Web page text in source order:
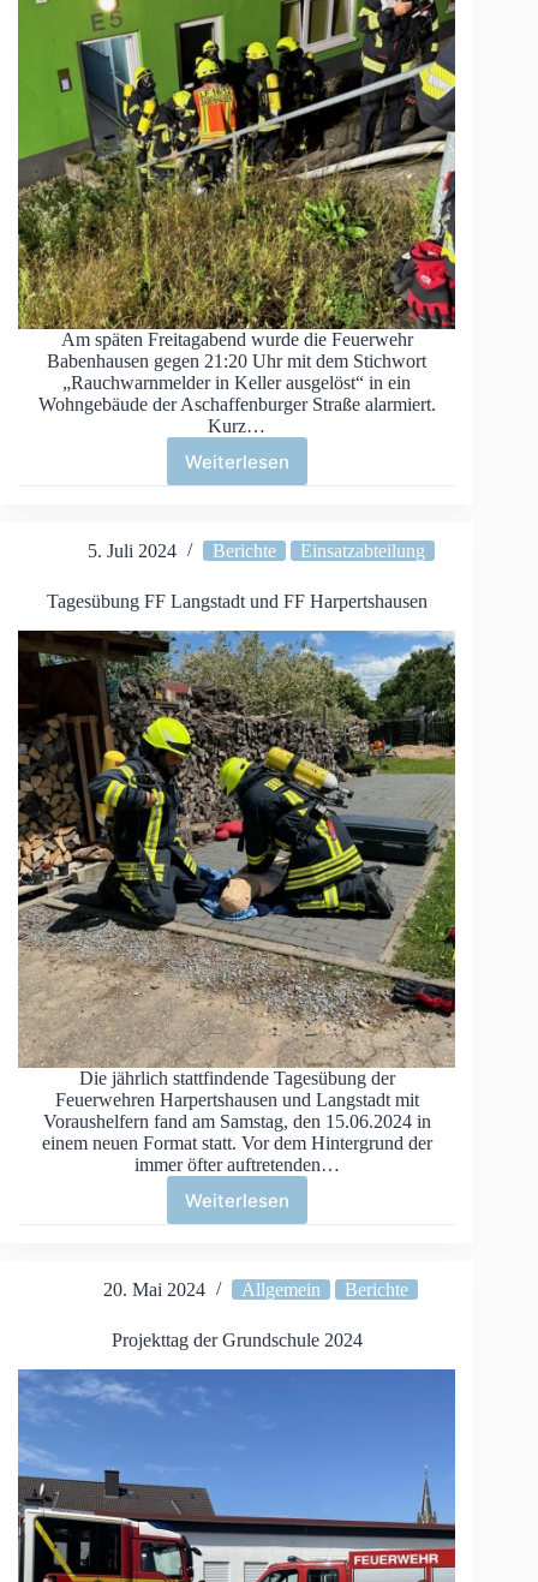
Am späten Freitagabend wurde die Feuerwehr
Babenhausen gegen 21:20 Uhr mit dem Stichwort
„Rauchwarnmelder in Keller ausgelöst“ in ein
Wohngebäude der Aschaffenburger Straße alarmiert.
Kurz…
Weiterlesen
Kellerbrand
5. Juli 2024 Berichte Einsatzabteilung
Tagesübung FF Langstadt und FF Harpertshausen
Die jährlich stattfindende Tagesübung der
Feuerwehren Harpertshausen und Langstadt mit
Voraushelfern fand am Samstag, den 15.06.2024 in
einem neuen Format statt. Vor dem Hintergrund der
immer öfter auftretenden…
Weiterlesen
Tagesübung
FF
und
FF
20. Mai 2024 Allgemein Berichte
Projekttag der Grundschule 2024